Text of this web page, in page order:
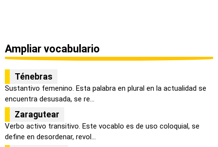
Ampliar vocabulario
Ténebras
Sustantivo femenino. Esta palabra en plural en la actualidad se
encuentra desusada, se re...
Zaragutear
Verbo activo transitivo. Este vocablo es de uso coloquial, se
define en desordenar, revol...